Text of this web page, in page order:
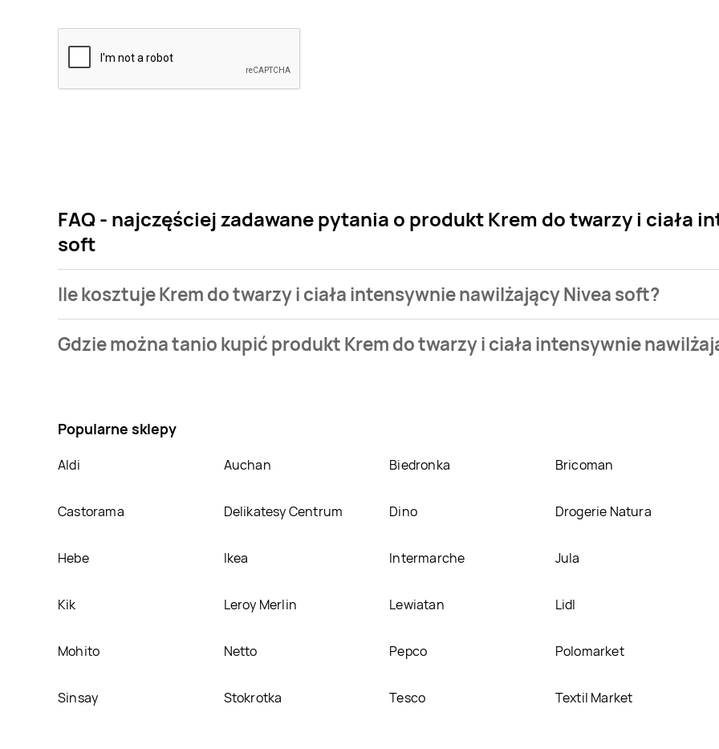
FAQ - najczęściej zadawane pytania o produkt Krem do twarzy i ciała
soft
Ile kosztuje Krem do twarzy i ciała intensywnie nawilżający Nivea soft?
do 17,99 zł. Najtańsza oferta, jaką mamy w naszej bazie jest z sieciDrogerie Polskie. Krem do twarzy i ciała
Gdzie można tanio kupić produkt Krem do twarzy i ciała intensywnie
Popularne sklepy
Aldi Auchan Biedronka Bricoman
Castorama Delikatesy Centrum Dino Drogerie Natura
Hebe Ikea Intermarche Jula
Kik Leroy Merlin Lewiatan Lidl
Mohito Netto Pepco Polomarket
Sinsay Stokrotka Tesco Textil Market